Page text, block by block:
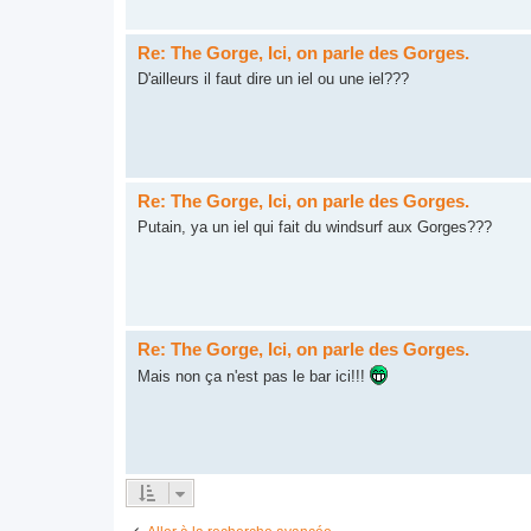
Re: The Gorge, Ici, on parle des Gorges.
D'ailleurs il faut dire un iel ou une iel???
Re: The Gorge, Ici, on parle des Gorges.
Putain, ya un iel qui fait du windsurf aux Gorges???
Re: The Gorge, Ici, on parle des Gorges.
Mais non ça n'est pas le bar ici!!!